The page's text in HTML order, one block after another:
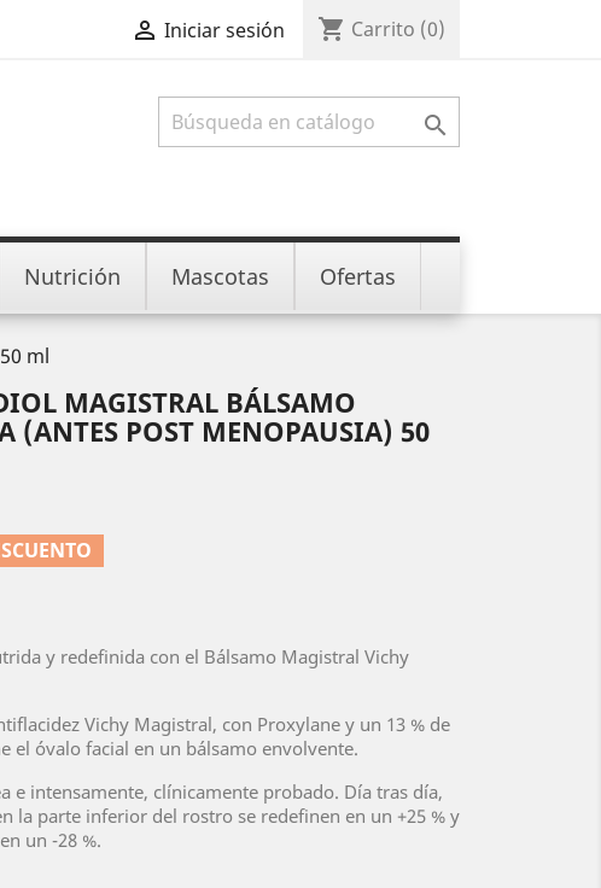
 Iniciar sesión shopping_cart Carrito (0)

Nutrición Mascotas Ofertas
ml
MAGISTRAL BÁLSAMO
(ANTES POST MENOPAUSIA) 50
y redefinida con el Bálsamo Magistral Vichy
Vichy Magistral, con Proxylane y un 13 % de
el óvalo facial en un bálsamo envolvente.
e intensamente, clínicamente probado. Día tras día,
la parte inferior del rostro se redefinen en un +25 % y
un -28 %.